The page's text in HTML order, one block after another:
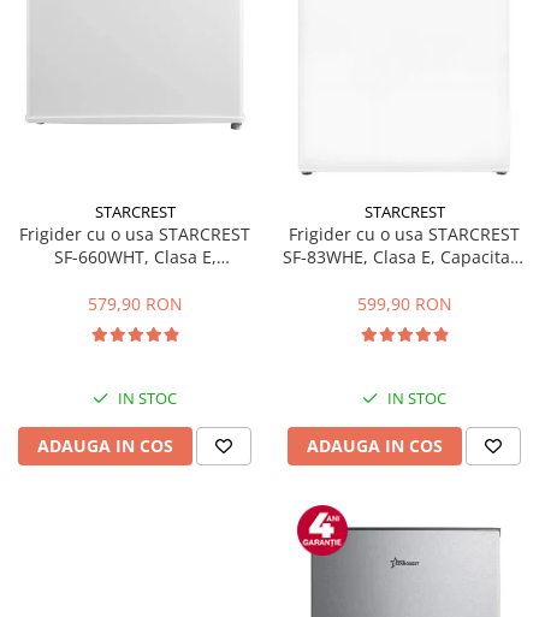
STARCREST
Frigider cu o usa STARCREST
SF-660WHT, Clasa E,
579,90 RON
IN STOC
ADAUGA IN COS
STARCREST
Frigider cu o usa STARCREST
SF-83WHE, Clasa E, Capacitate
Compartiment gheata, H 85
cm, Alb
599,90 RON
IN STOC
ADAUGA IN COS